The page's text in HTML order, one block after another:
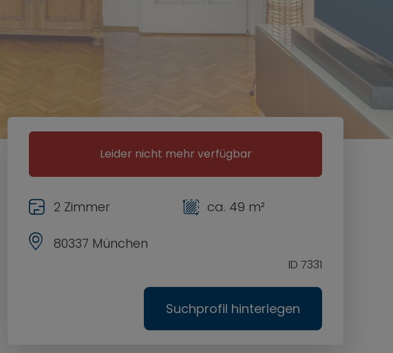
Leider nicht mehr verfügbar
80337 München
ID 7331
2 Zimmer ca. 49 m²
Suchprofil hinterlegen